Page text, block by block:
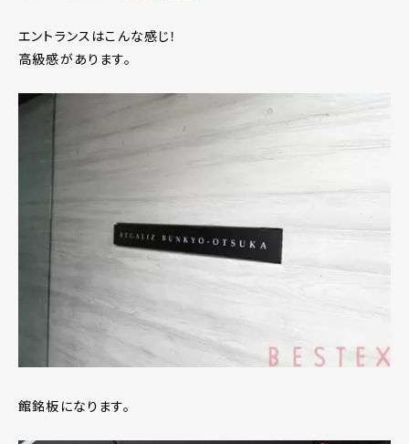
エントランスはこんな感じ！
高級感があります。
館銘板になります。